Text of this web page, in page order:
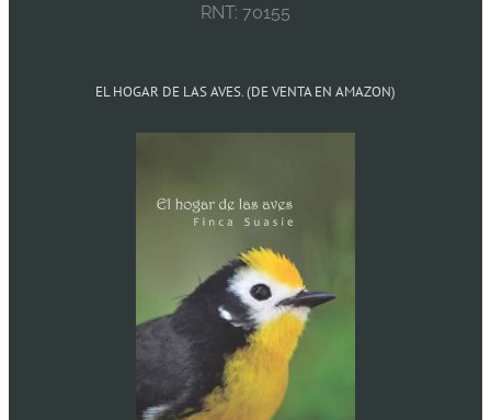
RNT: 70155
EL HOGAR DE LAS AVES. (DE VENTA EN AMAZON)